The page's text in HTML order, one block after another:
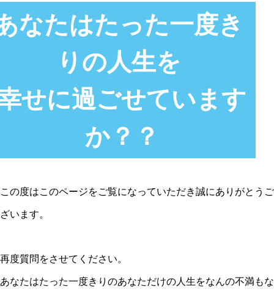
なたはたった一度き
りの人生を
せに過ごせています
か？？
この度はこのページをご覧になっていただき誠にありがとうご
ざいます。
再度質問をさせてください。
あなたはたった一度きりのあなただけの人生をなんの不満もな